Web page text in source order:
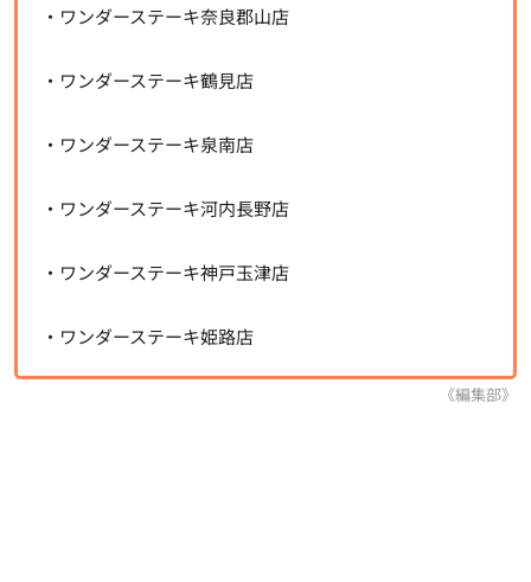
・ワンダーステーキ奈良郡山店
・ワンダーステーキ鶴見店
・ワンダーステーキ泉南店
・ワンダーステーキ河内長野店
・ワンダーステーキ神戸玉津店
・ワンダーステーキ姫路店
《編集部》